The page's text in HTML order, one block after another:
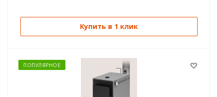
Купить в 1 клик
ПОПУЛЯРНОЕ